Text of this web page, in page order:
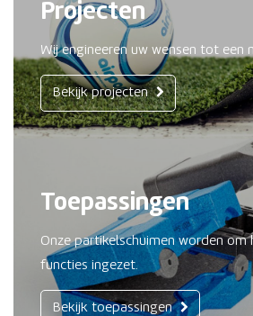
Projecten
Wij engineeren uw wensen tot een
Bekijk projecten
Toepassingen
Onze partikelschuimen worden om
functies ingezet.
Bekijk toepassingen